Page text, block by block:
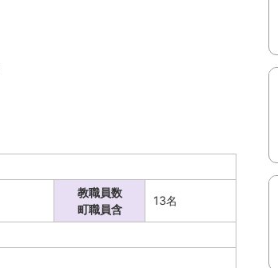
教職員数
町職員含
13名